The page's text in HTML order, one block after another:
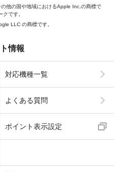
他の国や地域におけるApple Inc.の商標で
です。
LLC の商標です。
情報
対応機種一覧
よくある質問
ポイント表示設定